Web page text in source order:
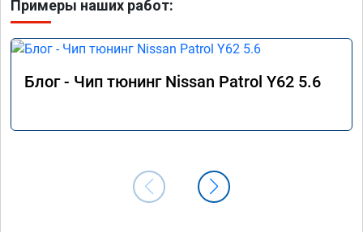
Примеры наших работ:
Блог - Чип тюнинг Nissan Patrol Y62 5.6